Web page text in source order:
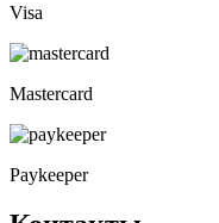
Visa
Mastercard
Paykeeper